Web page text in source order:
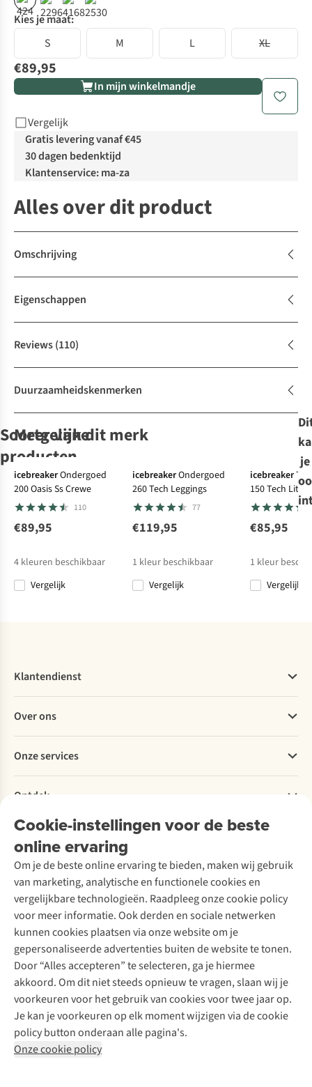
Kies je maat:
S
M L XL
€89,95
In mijn winkelmandje
Vergelijk
Gratis levering vanaf €45
30 dagen bedenktijd
Klantenservice: ma-za
Alles over dit product
Omschrijving
Eigenschappen
Reviews(110)
Duurzaamheidskenmerken
Soortgelijke
producten
Jack Wolfskin
Ondergoed
Merino
Shortsleeve M
Meer van dit merk
icebreakerOndergoed
200 Oasis Ss Crewe
110
€89,95
4 kleuren beschikbaar
Vergelijk
icebreakerOndergoed
260 Tech Leggings
77
€119,95
1 kleur beschikbaar
Vergelijk
icebreakerT-
150 Tech Lite
Peaceful Pass
€85,95
1 kleur
Vergelijk
je
Cookie-instellingen voor de beste
online ervaring
Om je de beste online ervaring te bieden, maken wij gebruik
van marketing, analytische en functionele cookies en
vergelijkbare technologieën. Raadpleeg onze cookie policy
voor meer informatie. Ook derden en sociale netwerken
kunnen cookies plaatsen via onze website om je
gepersonaliseerde advertenties buiten de website te tonen.
Door “Alles accepteren” te selecteren, ga je hiermee
akkoord. Om dit niet steeds opnieuw te vragen, slaan wij je
voorkeuren voor het gebruik van cookies voor twee jaar op.
Je kan je voorkeuren op elk moment wijzigen via de cookie
policy button onderaan alle pagina's.
Onze cookie policy
Klantendienst
Bestellen
Betalen
Levering
Retourneren
Bestelling herroepen
Garantie
Contact
Over ons
Explore More
Verantwoord ondernemen
Over Ayacucho
Onze winkels
Over A.S.Adventure
Toegankelijkheidsverklaring
Onze services
Ski-onderhoud
Wasservice
Schoenonderhoud
Schoenherstelling
Kledingherstelling
Retouches
Voor bedrijven
Ontdek
A.S.Magazine
Podcast
Explore Academy
Explore Camp
Gear Check
Inspiratie & advies
Meld je aan voor de nieuwsbrief
Follow us
Disclaimer Privacy Policy
Algemene voorwaarden
Cookie Policy